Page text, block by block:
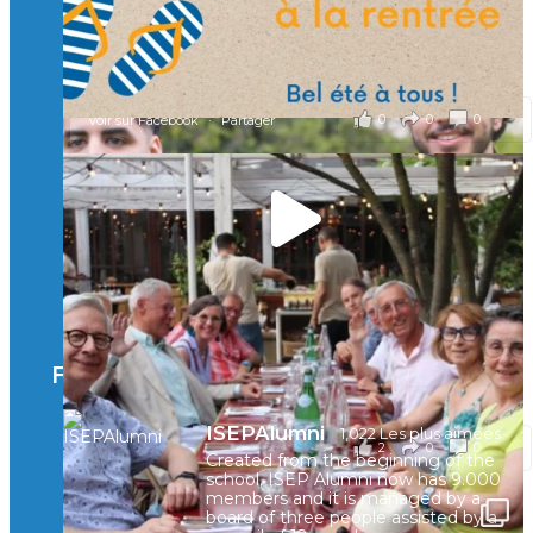
valeurs humaines, au cœur de notre pro
...Voir plus
il y a 2 mois
0 0 0
Voir sur Facebook · Partager
🚀Afterwork à Genève 🚀
🥳 Le 22 avril dernier, 14 Alumni vivant / travaillant
en Suisse ont partagé un moment convivial de
retrouvailles et d'échanges !
Merci à tous pour votre présence et à Alexandre
CHEA pour l'organisation !
il y a 3 mois
2 0 0
Voir sur Facebook · Partager
Facebook
ISEPAlumni 1,022 Les plus aimées
Created from the beginning of the
school, ISEP Alumni now has 9.000
members and it is managed by a
board of three people assisted by a